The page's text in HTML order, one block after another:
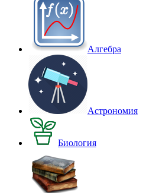
Алгебра
Астрономия
Биология